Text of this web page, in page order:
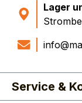
Lager
Service &